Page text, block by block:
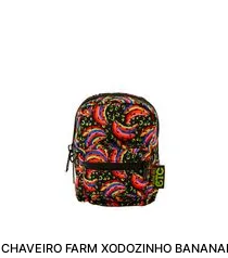
CHAVEIRO FARM XODOZINHO